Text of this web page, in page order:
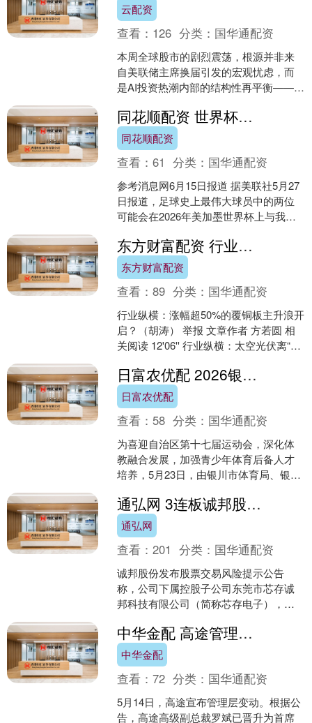
云配资
查看： 126 分类： 国华通配资
本周全球股市的剧烈震荡，根源并非来
自美联储主席换届引发的宏观忧虑，而
是AI投资热潮内部的结构性再平衡——存
位拥挤，以及市场对A....
同花顺配资 世界杯值得关注的十大球员
同花顺配资
查看：61 分类： 国华通配资
参考消息网6月15日报道 据美联社5月27
日报道，足球史上最伟大球员中的两位
可能会在2026年美加墨世界杯上与我们
纳尔多....
东方财富配资 行业纵横：涨幅超50%的覆铜板主升浪开启？（胡涛）
东方财富配资
查看：89 分类： 国华通配资
行业纵横：涨幅超50%的覆铜板主升浪开
启？（胡涛） 举报 文章作者 方若圆 相
关阅读 12'06'' 行业纵横：太空光伏离“万
日富农优配 2026银川市青少年游泳锦标赛在我市开赛
日富农优配
查看： 58 分类： 国华通配资
为喜迎自治区第十七届运动会，深化体
教融合发展，加强青少年体育后备人才
培养，5月23日，由银川市体育局、银川
系列活动暨“奔跑吧！....
通弘网 3连板诚邦股份：芯存电子目前半导体存储器相关业务规模较小 近两年利润处于较低水平
通弘网
查看：201 分类： 国华通配资
诚邦股份发布股票交易风险提示公告
称，公司下属控股子公司东莞市芯存诚
邦科技有限公司（简称芯存电子），主
和销售，目前业务规模较小，....
中华金配 高途管理层调整：罗斌升任COO，继续押注“教育+AI”
中华金配
查看：72 分类： 国华通配资
5月14日，高途宣布管理层变动。根据公
告，高途高级副总裁罗斌已晋升为首席